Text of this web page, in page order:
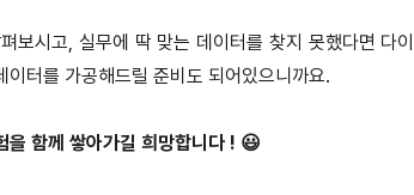
보시고, 실무에 딱 맞는 데이터를 찾지 못했다면 다이
터를 가공해드릴 준비도 되어있으니까요.
을 함께 쌓아가길 희망합니다 ! 😃